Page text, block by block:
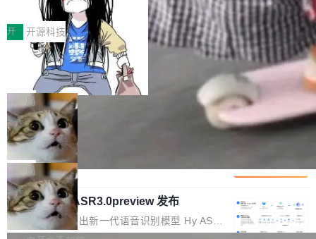
得住、用得稳、省得下、更安全！ 一、从现在开
始，Token使用一目...
q2Seq 和 DocAI 的共同发明人）以及 Oriol Vin
yals（Gemini 联合负责人，AlphaSta...
中文驱动的数字员工，自主理解需求、规划步
骤、编写代码。不挑模型、不挑平台，curl 一行
装完即用。 开源地址：Gitee · GitCode · GitHu
b 安装 支持 Java 8+（8~26）、macOS / Linu
x / Windows / Harmony PC。 # macOS / Linu
x / Harmony PC curl -fsSL https://solon.noea
r.org/solon...
价值潜能：华为云码道（CodeArts）
代码仓技术解析
一、代码仓深度理解技术的作用与价值 在软件工
程实践中，代码仓是企业核心知识资产的主要载
体。企业级代码仓库通常包含数十万乃至数百万
个文件，其规模远超单次模型调用可承载的上下
文窗口。随着项目规模的持续扩张与代码历史的
不断累积，代码仓中的模块关系、接口契约、业
务逻辑等关键信息往往分散于数十乃至数百个文
件之中，形成高度复杂的知识关联网络。传统的
代码检索手段（如关键词匹配、目录遍历）仅能
在语法层面完成文本定位，难以触及代码的语义
内涵与结构关联，导致开发者使用代码智能体在
理解大规模代码仓时面临显著"代码仓理解"瓶
颈。 代码仓深度理解服务（以下简称" CodeBas
e深度理解服务"）是华为云码道（CodeA...
开 开源科技
一条“删库”命令跑 17 小时，算法工程
师删光 89TB 数据只为干私活
最高人民检察院8月4日公布了一起案件：北京一
名90后算法工程师王某，为了给自己接的私活腾
服务器空间，删光了公司AI游戏部门的全部核心
数据。 王某2024年1月入职东城区某科技公司AI
短剧部门，有互联网大厂背景。在公司内部架构
调整期间，部门三次通知全员将数据从A集群迁
移到B集群，王某都回复了"收到"。 他没有迁移
数据。2024年9月3日下午4点，他使用此前登录
的账号密码进入A集群，输入了一条被程序员圈
称为"删库跑路"的命令——最高管理员权限、无
局
Cloudflare 分享推理优化实践：KV ca
che 量化 + 权重压缩，吞吐量提升 4
1%，成本降 30%
Kimi 和 GLM 是当前最强的大模型系列之一，但
它们有一个共同的问题：太吃显存了。月之暗面
的 Kimi K 系列和智谱的 GLM 都是长上下文、M
oE 架构的大模型，好用到让人上瘾，但 GPU 显
存永远不够用。 Cloudflare 的 Workers AI 团队
一直在跑这些模型的推理。他们在官方博客上发
局
腾讯混元 Hy ASR3.0preview 发布
腾讯混元正式推出新一代语音识别模型 Hy ASR